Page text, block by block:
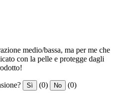
medio/bassa, ma per me che
con la pelle e protegge dagli
Sì (0) No (0)